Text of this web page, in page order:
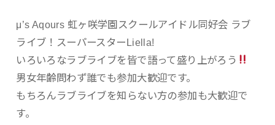
μ’s Aqours 虹ヶ咲学園スクールアイドル同好会 ラブ
ライブ！スーパースターLiella!
いろいろなラブライブを皆で語って盛り上がろう
男女年齢問わず誰でも参加大歓迎です。
もちろんラブライブを知らない方の参加も大歓迎で
す。